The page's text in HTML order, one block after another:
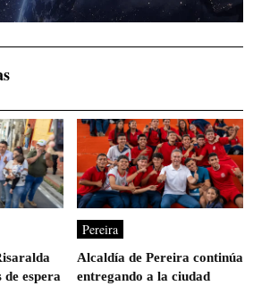
de espera
Pereira
Alcaldía de Pereira continúa
entregando a la ciudad